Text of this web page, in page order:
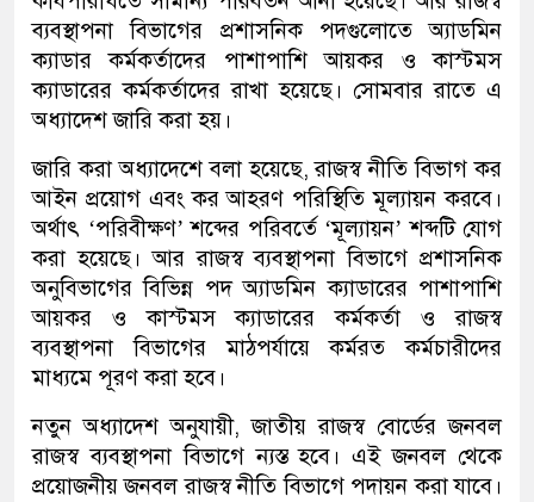
ব্যবস্থাপনা বিভাগের প্রশাসনিক পদগুলোতে অ্যাডমিন
ক্যাডার কর্মকর্তাদের পাশাপাশি আয়কর ও কাস্টমস
ক্যাডারের কর্মকর্তাদের রাখা হয়েছে। সোমবার রাতে এ
অধ্যাদেশ জারি করা হয়।
জারি করা অধ্যাদেশে বলা হয়েছে, রাজস্ব নীতি বিভাগ কর
আইন প্রয়োগ এবং কর আহরণ পরিস্থিতি মূল্যায়ন করবে।
অর্থাৎ ‘পরিবীক্ষণ’ শব্দের পরিবর্তে ‘মূল্যায়ন’ শব্দটি যোগ
করা হয়েছে। আর রাজস্ব ব্যবস্থাপনা বিভাগে প্রশাসনিক
অনুবিভাগের বিভিন্ন পদ অ্যাডমিন ক্যাডারের পাশাপাশি
আয়কর ও কাস্টমস ক্যাডারের কর্মকর্তা ও রাজস্ব
ব্যবস্থাপনা বিভাগের মাঠপর্যায়ে কর্মরত কর্মচারীদের
মাধ্যমে পূরণ করা হবে।
নতুন অধ্যাদেশ অনুযায়ী, জাতীয় রাজস্ব বোর্ডের জনবল
রাজস্ব ব্যবস্থাপনা বিভাগে ন্যস্ত হবে। এই জনবল থেকে
প্রয়োজনীয় জনবল রাজস্ব নীতি বিভাগে পদায়ন করা যাবে।